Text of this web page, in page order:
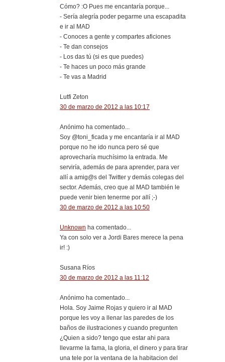
Cómo? :O Pues me encantaría porque...
- Sería alegría poder pegarme una escapadita
e ir al MAD
- Conoces a gente y compartes aficiones
- Te dan consejos
- Los das tú (si es que puedes)
- Te haces un poco más grande
- Te vas a Madrid
Lutfi Zeton
30 de marzo de 2012 a las 10:17
Anónimo ha comentado...
Soy @toni_ficada y me encantaría ir al MAD
porque no he ido nunca pero sé que
aprovecharía muchísimo la entrada. Me
serviría, además de para aprender, para ver
allí a amig@s del Twitter y demás colegas del
sector. Además, creo que al MAD también le
puede venir bien tenerme por allí ;-)
30 de marzo de 2012 a las 10:50
Unknown ha comentado...
Ya con solo ver a Jordi Bares merece la pena
ir! :)
Susana Ríos
30 de marzo de 2012 a las 11:12
Anónimo ha comentado...
Hola. Soy Jaime Rojas y quiero ir al MAD
porque les voy a llenar las paredes de los
baños de ilustraciones y cuando pregunten
¿Quien a sido? tengo que estar ahi para
llevarme la fama, la gloria, el dinero y para tirar
una tele por la ventana de la habitacion del